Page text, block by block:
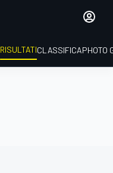
RISULTATICLASSIFICAPHOTO